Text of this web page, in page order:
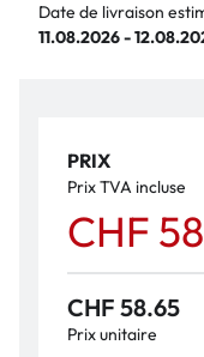
Date de livraison
11.08.2026 -
PRIX
Prix TVA incluse
CHF
CHF 58.65
Prix unitaire